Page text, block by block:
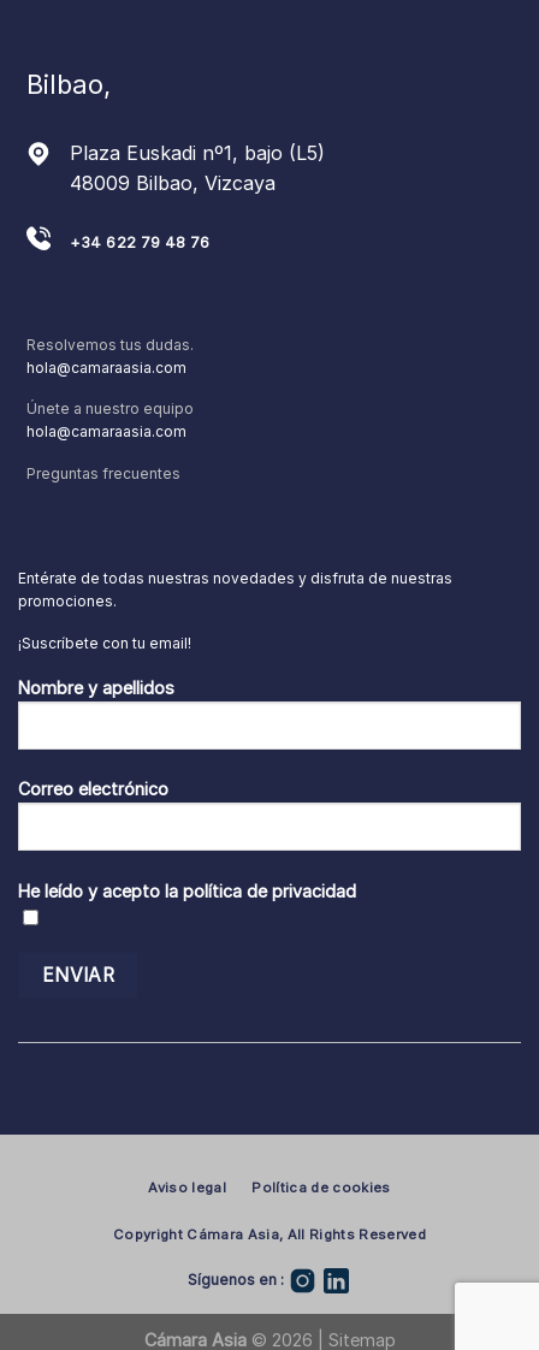
Bilbao,
Plaza Euskadi nº1, bajo (L5)
48009 Bilbao, Vizcaya
+34 622 79 48 76
Resolvemos tus dudas.
hola@camaraasia.com
Únete a nuestro equipo
hola@camaraasia.com
Preguntas frecuentes
Entérate de todas nuestras novedades y disfruta de nuestras
promociones.
¡Suscríbete con tu email!
Nombre y apellidos
Correo electrónico
He leído y acepto la política de privacidad
Aviso legal Política de cookies
Copyright Cámara Asia, All Rights Reserved
Síguenos en :
Cámara Asia© 2026 | Sitemap